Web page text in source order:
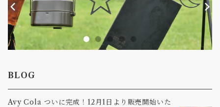
BLOG
Avy Cola ついに完成！12月1日より販売開始いた